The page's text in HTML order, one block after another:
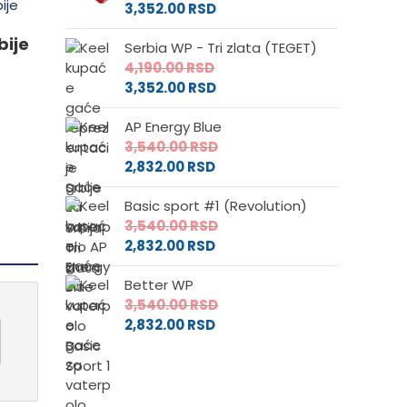
3,352.00RSD
Serbia WP - Tri zlata (TEGET)
4,190.00RSD
3,352.00RSD
AP Energy Blue
3,540.00RSD
2,832.00RSD
Basic sport #1 (Revolution)
3,540.00RSD
2,832.00RSD
Better WP
3,540.00RSD
2,832.00RSD